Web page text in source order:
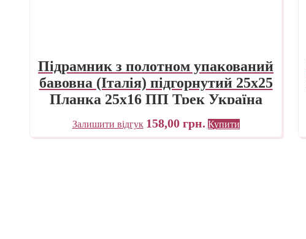
Підрамник з полотном упакований
бавовна (Італія) підгорнутий 25х25
Планка 25х16 ПП Трек Україна
Залишити відгук 158,00 грн. Купити